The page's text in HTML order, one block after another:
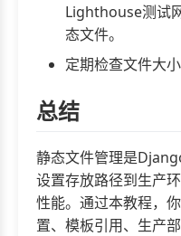
Lighthouse测试
态文件。
定期检查文件大
总结
静态文件管理是
设置存放路径到生产
性能。通过本教程，
置、模板引用、生产